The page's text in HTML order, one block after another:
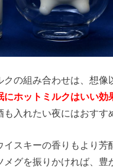
クの組み合わせは、想像
にホットミルクはいい効
入れたい夜にはおすす
イスキーの香りもより芳
メグを振りかければ、豊